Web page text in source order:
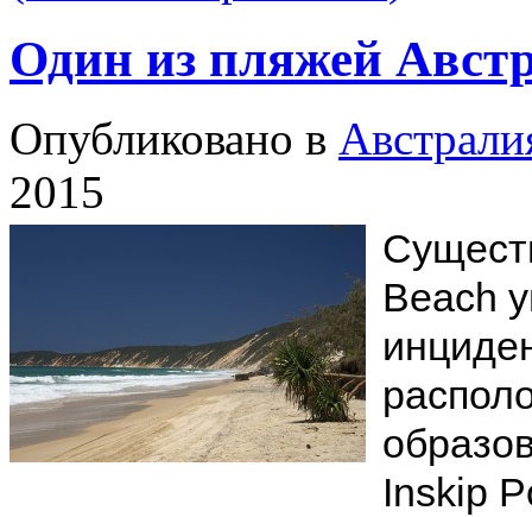
Один из пляжей
Опубликовано в
2015
Beach
Inskip